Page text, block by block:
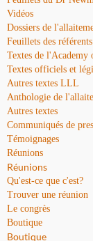
Vidéos
Dossiers de
Feuillets des
Textes de l'Academy
Textes officiels et
Autres textes LLL
Anthologie de
Autres textes
Communiqués de
Témoignages
Réunions
Réunions
Qu'est-ce que c'est?
Trouver une réunion
Le congrès
Boutique
Boutique